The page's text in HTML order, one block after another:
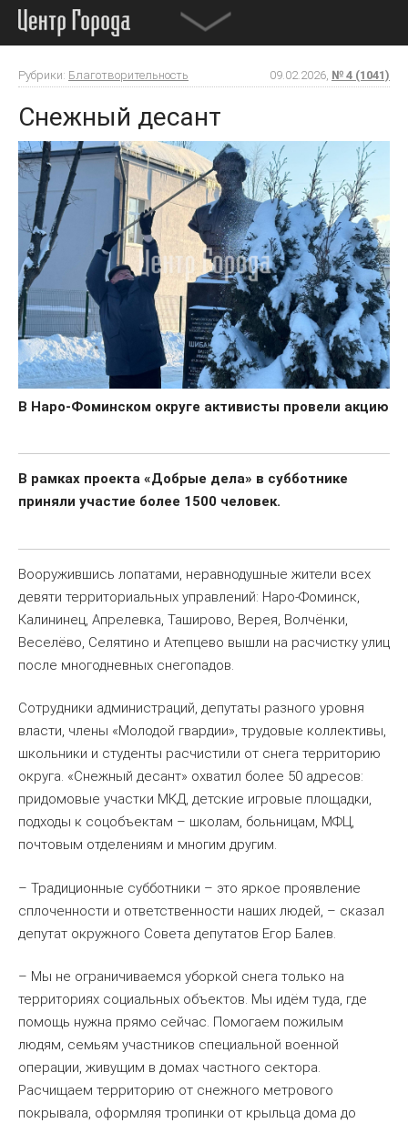
09.02.2026, № 4 (1041)
Рубрики: Благотворительность
Снежный десант
В Наро-Фоминском округе активисты провели акцию
В рамках проекта «Добрые дела» в субботнике
приняли участие более 1500 человек.
Вооружившись лопатами, неравнодушные жители всех
девяти территориальных управлений: Наро-Фоминск,
Калининец, Апрелевка, Таширово, Верея, Волчёнки,
Веселёво, Селятино и Атепцево вышли на расчистку улиц
после многодневных снегопадов.
Сотрудники администраций, депутаты разного уровня
власти, члены «Молодой гвардии», трудовые коллективы,
школьники и студенты расчистили от снега территорию
округа. «Снежный десант» охватил более 50 адресов:
придомовые участки МКД, детские игровые площадки,
подходы к соцобъектам – школам, больницам, МФЦ,
почтовым отделениям и многим другим.
– Традиционные субботники – это яркое проявление
сплоченности и ответственности наших людей, – сказал
депутат окружного Совета депутатов Егор Балев.
– Мы не ограничиваемся уборкой снега только на
территориях социальных объектов. Мы идём туда, где
помощь нужна прямо сейчас. Помогаем пожилым
людям, семьям участников специальной военной
операции, живущим в домах частного сектора.
Расчищаем территорию от снежного метрового
покрывала, оформляя тропинки от крыльца дома до